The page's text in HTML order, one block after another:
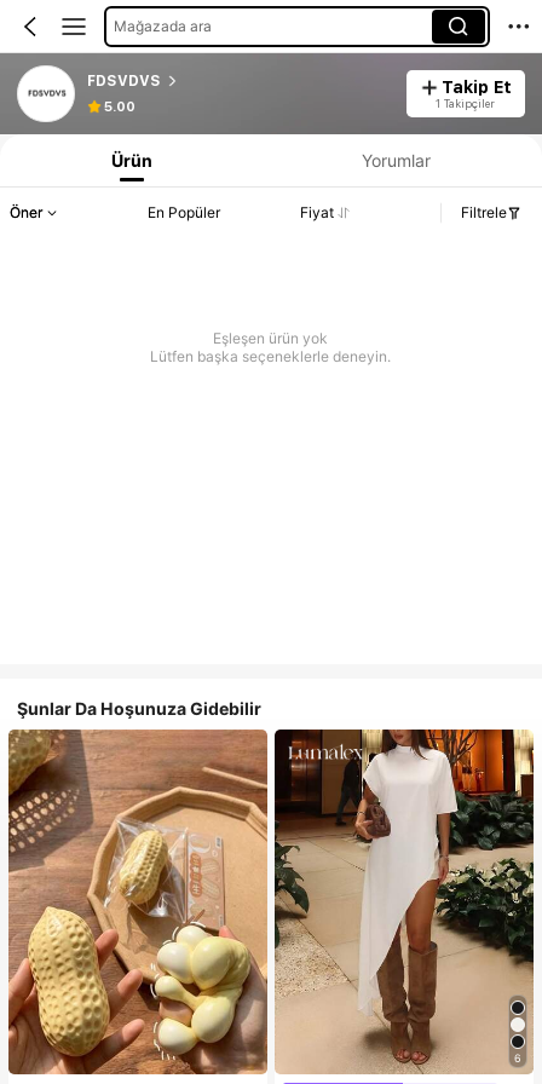
Mağazada ara
FDSVDVS
5.00
Takip Et
1 Takipçiler
Ürün Yorumlar
Öner En Popüler Fiyat Filtrele
Eşleşen ürün yok
Lütfen başka seçeneklerle deneyin.
Şunlar Da Hoşunuza Gidebilir
6